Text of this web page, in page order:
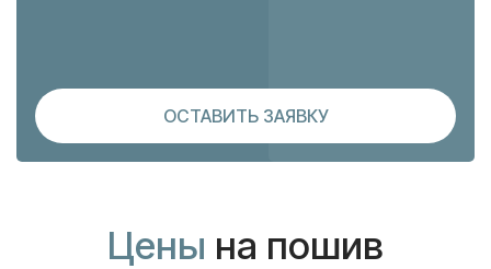
ОСТАВИТЬ ЗАЯВКУ
Цены на пошив